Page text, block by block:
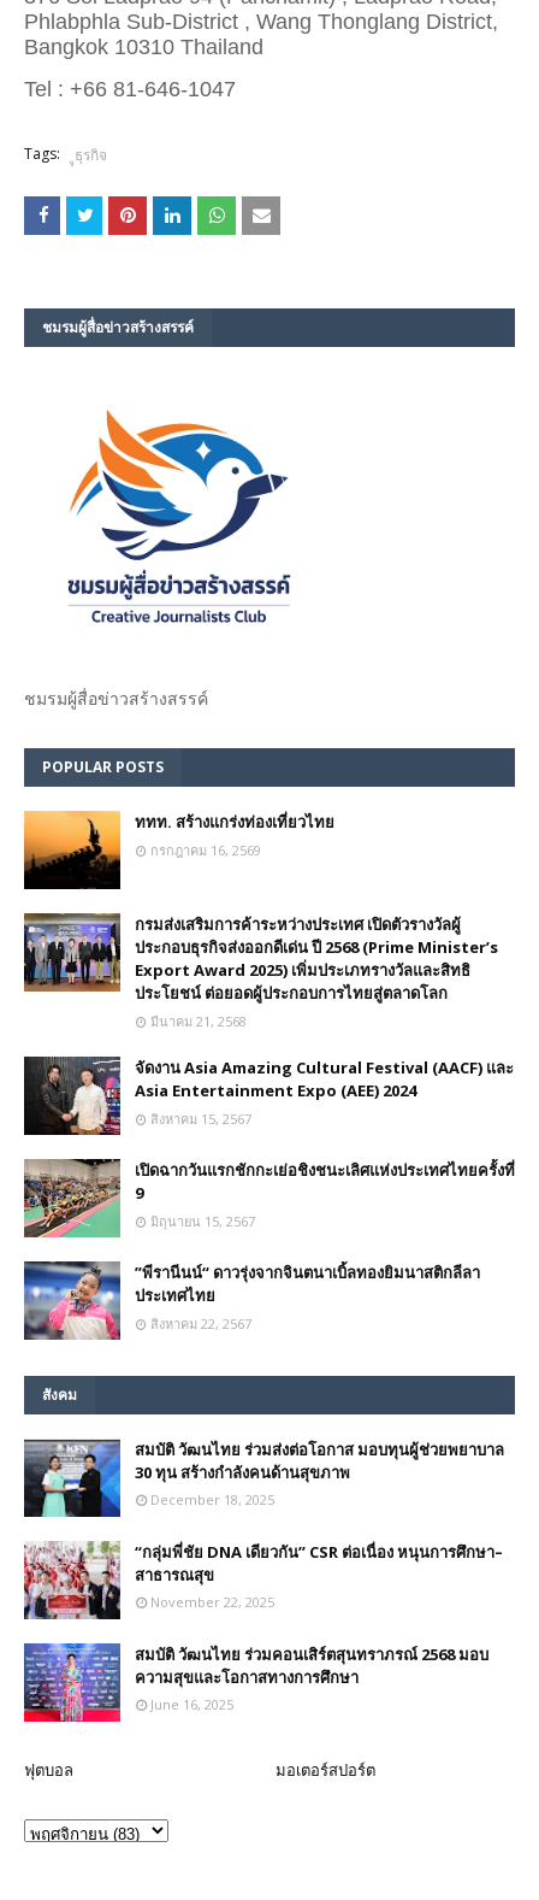
Phlabphla Sub-District , Wang Thonglang District,
Bangkok 10310 Thailand
Tel : +66 81-646-1047
Tags: ูุธุรกิจ
ชมรม​ผู้สื่อข่าวสร้างสรรค์​
ชมรม​ผู้สื่อข่าวสร้างสรรค์​
POPULAR POSTS
ททท. สร้างแกร่งท่องเที่ยวไทย
กรกฎาคม 16, 2569
กรมส่งเสริมการค้าระหว่างประเทศ เปิดตัวรางวัลผู้
ประกอบธุรกิจส่งออกดีเด่น ปี 2568 (Prime Minister’s
Export Award 2025) เพิ่มประเภทรางวัลและสิทธิ
ประโยชน์ ต่อยอดผู้ประกอบการไทยสู่ตลาดโลก
มีนาคม 21, 2568
จัดงาน Asia Amazing Cultural Festival (AACF) และ
Asia Entertainment Expo (AEE) 2024
สิงหาคม 15, 2567
เปิดฉากวันแรกชักกะเย่อชิงชนะเลิศแห่งประเทศไทยครั้งที่
9
มิถุนายน 15, 2567
”พีรานีนน์“​ ดาวรุ่งจากจินตนาเบิ้ลทองยิมนาสติกลีลา
ประเทศไทย
สิงหาคม 22, 2567
สังคม
สมบัติ วัฒนไทย ร่วมส่งต่อโอกาส มอบทุนผู้ช่วยพยาบาล
30 ทุน สร้างกำลังคนด้านสุขภาพ
December 18, 2025
“กลุ่มพี่ชัย DNA เดียวกัน” CSR ต่อเนื่อง หนุนการศึกษา–
สาธารณสุข
November 22, 2025
สมบัติ วัฒนไทย ร่วมคอนเสิร์ตสุนทราภรณ์ 2568 มอบ
ความสุขและโอกาสทางการศึกษา
June 16, 2025
ฟุตบอล มอเตอร์สปอร์ต